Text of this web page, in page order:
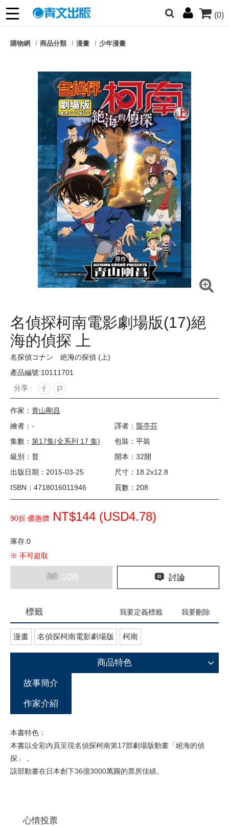
(0)
朋友們，提高警覺！
購物網 商品分類 漫畫 少年漫畫
名偵探柯南電影劇場版(17)絕
海的偵探 上
名探偵コナン 絶海の探偵 (上)
產品編號:10111701
分享 :
作家： 青山剛昌
繪者：-
譯者： 龔亭芬
集數： 第17集(全系列 17 集)
包裝：平裝
級別：普
開本：32開
出版日期：2015-03-25
尺寸：18.2x12.8
ISBN：4718016011946
頁數：208
90折 優惠價 NT$144 (USD4.78)
庫存:0
※ 不可超取
試閱 討論
標籤 我要定義標籤 我要刪除
漫畫 名偵探柯南電影劇場版 柯南
商品特色
故事簡介
作家介紹
本書特色：
本書以全彩內頁呈現名偵探柯南第17部劇場版動畫「絕海的偵
探」，
該部動畫在日本創下36億3000萬圓的票房佳績。
心情投票